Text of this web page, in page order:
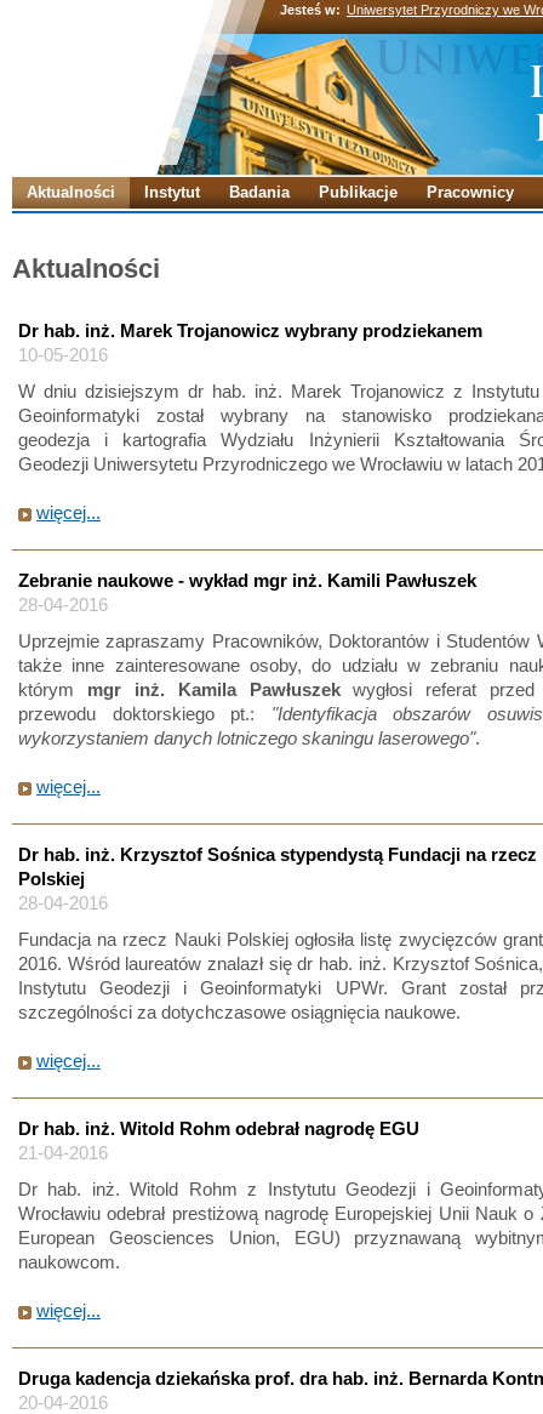
Jesteś w: Uniwersytet Przyrodniczy we
Aktualności Instytut Badania Publikacje Pracownicy
Aktualności
Dr hab. inż. Marek Trojanowicz wybrany prodziekanem
10-05-2016
W dniu dzisiejszym dr hab. inż. Marek Trojanowicz z
Geoinformatyki został wybrany na stanowisko
geodezja i kartografia Wydziału Inżynierii Kształtowania
Geodezji Uniwersytetu Przyrodniczego we Wrocławiu w latach
więcej...
Zebranie naukowe - wykład mgr inż. Kamili Pawłuszek
28-04-2016
Uprzejmie zapraszamy Pracowników, Doktorantów i Studentów
także inne zainteresowane osoby, do udziału w zebraniu
którym mgr inż. Kamila Pawłuszekwygłosi referat przed
przewodu doktorskiego pt.: "Identyfikacja obszarów
wykorzystaniem danych lotniczego skaningu laserowego".
więcej...
Dr hab. inż. Krzysztof Sośnica stypendystą Fundacji na rzecz
Polskiej
28-04-2016
Fundacja na rzecz Nauki Polskiej ogłosiła listę zwycięzców
2016. Wśród laureatów znalazł się dr hab. inż. Krzysztof
Instytutu Geodezji i Geoinformatyki UPWr. Grant został
szczególności za dotychczasowe osiągnięcia naukowe.
więcej...
Dr hab. inż. Witold Rohm odebrał nagrodę EGU
21-04-2016
Dr hab. inż. Witold Rohm z Instytutu Geodezji i
Wrocławiu odebrał prestiżową nagrodę Europejskiej Unii Nauk o
European Geosciences Union, EGU) przyznawaną
naukowcom.
więcej...
Druga kadencja dziekańska prof. dra hab. inż. Bernarda
20-04-2016